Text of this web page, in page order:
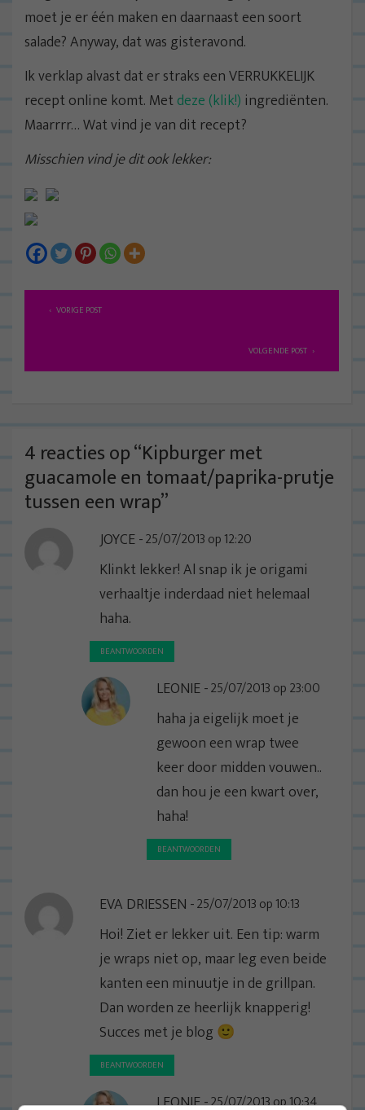
moet je er één maken en daarnaast een soort
salade? Anyway, dat was gisteravond.
Ik verklap alvast dat er straks een VERRUKKELIJK
recept online komt. Met deze (klik!) ingrediënten.
Maarrrr… Wat vind je van dit recept?
Misschien vind je dit ook lekker:
B
i
t
n
a
i
g
VORIGE POST
VOLGENDE POST
4 reacties op “Kipburger met
guacamole en tomaat/paprika-prutje
tussen een wrap”
JOYCE 25/07/2013 op 12:20
Klinkt lekker! Al snap ik je origami
verhaaltje inderdaad niet helemaal
haha.
BEANTWOORDEN
LEONIE 25/07/2013 op 23:00
haha ja eigelijk moet je
gewoon een wrap twee
keer door midden vouwen..
dan hou je een kwart over,
haha!
BEANTWOORDEN
EVA DRIESSEN 25/07/2013 op 10:13
Hoi! Ziet er lekker uit. Een tip: warm
je wraps niet op, maar leg even beide
kanten een minuutje in de grillpan.
Dan worden ze heerlijk knapperig!
Succes met je blog 🙂
BEANTWOORDEN
LEONIE 25/07/2013 op 10:34